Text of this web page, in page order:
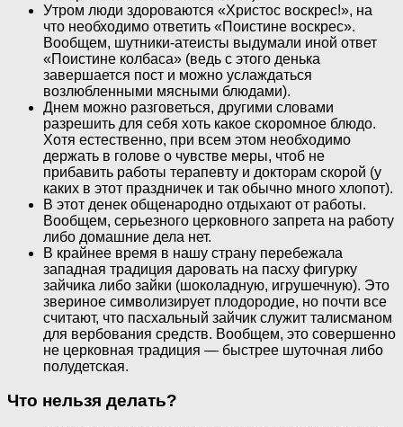
Утром люди здороваются «Христос воскрес!», на
что необходимо ответить «Поистине воскрес».
Вообщем, шутники-атеисты выдумали иной ответ
«Поистине колбаса» (ведь с этого денька
завершается пост и можно услаждаться
возлюбленными мясными блюдами).
Днем можно разговеться, другими словами
разрешить для себя хоть какое скоромное блюдо.
Хотя естественно, при всем этом необходимо
держать в голове о чувстве меры, чтоб не
прибавить работы терапевту и докторам скорой (у
каких в этот праздничек и так обычно много хлопот).
В этот денек общенародно отдыхают от работы.
Вообщем, серьезного церковного запрета на работу
либо домашние дела нет.
В крайнее время в нашу страну перебежала
западная традиция даровать на пасху фигурку
зайчика либо зайки (шоколадную, игрушечную). Это
звериное символизирует плодородие, но почти все
считают, что пасхальный зайчик служит талисманом
для вербования средств. Вообщем, это совершенно
не церковная традиция — быстрее шуточная либо
полудетская.
Что нельзя делать?